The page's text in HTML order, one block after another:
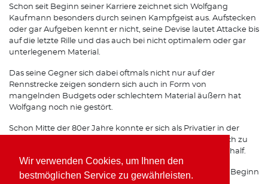
Wir verwenden Cookies, um Ihnen den
bestmöglichen Service zu gewährleisten.
Schon seit Beginn seiner Karriere zeichnet sich Wolfgang
Kaufmann besonders durch seinen Kampfgeist aus. Aufstecken
oder gar Aufgeben kennt er nicht, seine Devise lautet Attacke bis
auf die letzte Rille und das auch bei nicht optimalem oder gar
unterlegenem Material.
Das seine Gegner sich dabei oftmals nicht nur auf der
Rennstrecke zeigen sondern sich auch in Form von
mangelnden Budgets oder schlechtem Material äußern hat
Wolfgang noch nie gestört.
Schon Mitte der 80er Jahre konnte er sich als Privatier in der
Formel 3 gehörigen Respekt einfahren, was Ihm schließlich zu
einem Opel Werksvertrag im Team von Horst Schübel verhalf.
Spätestens seit seinen Erfolgen mit Freisinger Porsche zu Beginn